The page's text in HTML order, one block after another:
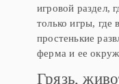
игровой раздел,
только игры, где
простенькие
ферма и ее
Грязь,